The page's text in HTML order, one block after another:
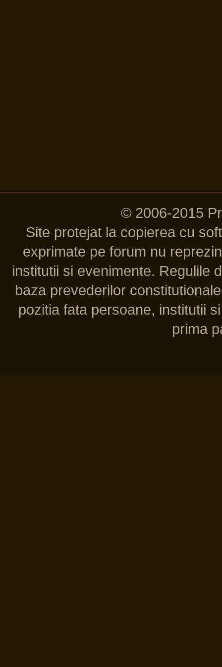
© 2006-2015
Site protejat la copierea cu
exprimate pe forum nu
institutii si evenimente. Regulile
baza prevederilor
pozitia fata persoane, institutii
prima